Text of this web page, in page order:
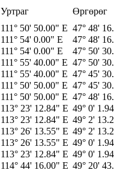
Уртраг
Өргөрөг
111° 50' 50.00" E 47° 48'
111° 54' 0.00" E
47° 48'
111° 54' 0.00" E
47° 50'
111° 55' 40.00" E 47° 50'
111° 55' 40.00" E 47° 45'
111° 50' 50.00" E 47° 45'
111° 50' 50.00" E 47° 48'
113° 23' 12.84" E 49° 0'
113° 23' 12.84" E 49° 2'
113° 26' 13.55" E 49° 2'
113° 26' 13.55" E 49° 0'
113° 23' 12.84" E 49° 0'
114° 44' 16.00" E 49° 20'